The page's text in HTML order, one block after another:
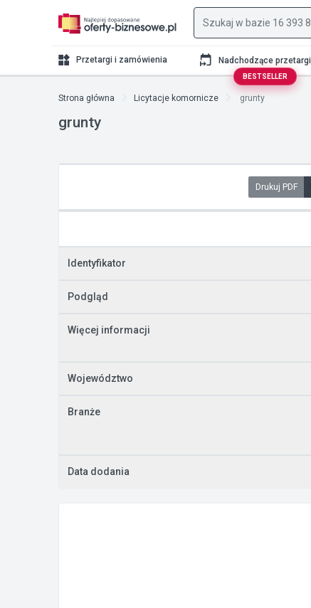
Przetargi i zamówienia Nadchodzące przetargi
BESTSELLER
Strona główna Licytacje komornicze grunty
grunty
Drukuj PDF
Identyfikator
Podgląd
Więcej informacji
Województwo
Branże
Data dodania